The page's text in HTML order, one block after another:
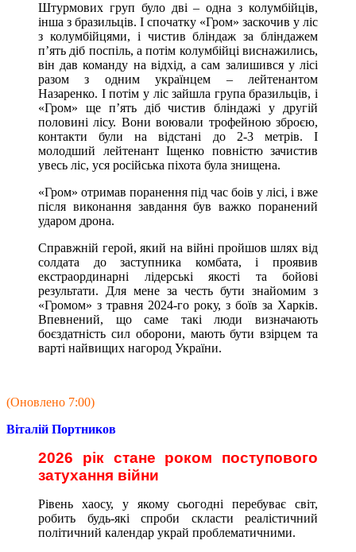
Штурмових груп було дві – одна з колумбійців,
інша з бразильців. І спочатку «Гром» заскочив у ліс
з колумбійцями, і чистив бліндаж за бліндажем
п’ять діб поспіль, а потім колумбійці виснажились,
він дав команду на відхід, а сам залишився у лісі
разом з одним українцем – лейтенантом
Назаренко. І потім у ліс зайшла група бразильців, і
«Гром» ще п’ять діб чистив бліндажі у другій
половині лісу. Вони воювали трофейною зброєю,
контакти були на відстані до 2-3 метрів. І
молодший лейтенант Іщенко повністю зачистив
увесь ліс, уся російська піхота була знищена.
«Гром» отримав поранення під час боів у лісі, і вже
після виконання завдання був важко поранений
ударом дрона.
Справжній герой, який на війні пройшов шлях від
солдата до заступника комбата, і проявив
екстраординарні лідерські якості та бойові
результати. Для мене за честь бути знайомим з
«Громом» з травня 2024-го року, з боїв за Харків.
Впевнений, що саме такі люди визначають
боєздатність сил оборони, мають бути взірцем та
варті найвищих нагород України.
(Оновлено 7:00)
Віталій Портников
2026 рік стане роком поступового
затухання війни
Рівень хаосу, у якому сьогодні перебуває світ,
робить будь-які спроби скласти реалістичний
політичний календар украй проблематичними.